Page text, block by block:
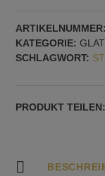
mm
Durchmesser,
glatt
ARTIKELNUMMER:
KATEGORIE:
SCHLAGWORT:
PRODUKT TEILEN: